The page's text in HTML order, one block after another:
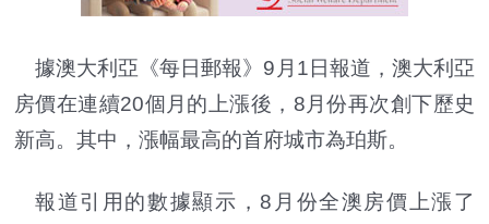
據澳大利亞《每日郵報》9月1日報道，澳大利亞
房價在連續20個月的上漲後，8月份再次創下歷史
新高。其中，漲幅最高的首府城市為珀斯。
報道引用的數據顯示，8月份全澳房價上漲了